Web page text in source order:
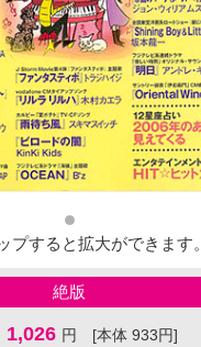
プすると拡大ができます。
絶版
1,026 円 [本体 933円]